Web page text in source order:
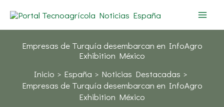
contenido
Empresas de Turquía desembarcan en InfoAgro
Exhibition México
Inicio
España
Noticias Destacadas
Empresas de Turquía desembarcan en InfoAgro
Exhibition México